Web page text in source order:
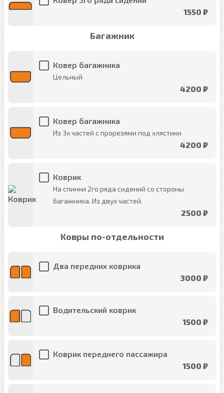
1550 ₽
Багажник
Ковер багажника
Цельный
4200 ₽
Ковер багажника
Из 3х частей с прорезями под хлястики
4200 ₽
Коврик
На спинки 2го ряда сидений со стороны
багажника. Из двух частей.
2500 ₽
Ковры по-отдельности
Два передних коврика
3000 ₽
Водительский коврик
1500 ₽
Коврик переднего пассажира
1500 ₽